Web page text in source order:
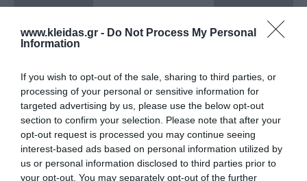
www.kleidas.gr - Do Not Process My Personal
Information
If you wish to opt-out of the sale, sharing to third parties, or
processing of your personal or sensitive information for
targeted advertising by us, please use the below opt-out
section to confirm your selection. Please note that after your
opt-out request is processed you may continue seeing
interest-based ads based on personal information utilized by
us or personal information disclosed to third parties prior to
your opt-out. You may separately opt-out of the further
ΗNathanείναι ένας διεθνής ηγέτης στον σχεδιασμό
και την παροχή επαγγελματικού εκπαιδευτικού
εξοπλισμού. Η γκάμα της περιλαμβάνει από